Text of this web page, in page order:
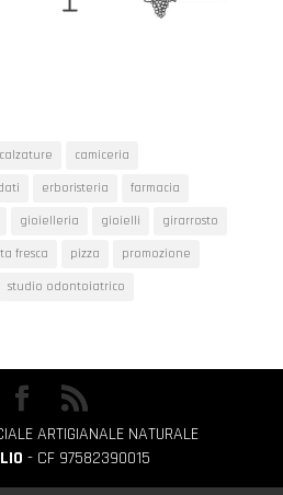
calzature
camiceria
erboristeria
farmacia
gioielleria gioielli
girarrosto
fresca pizza
promozione
studio odontoiatrico
ARTIGIANALE NATURALE
- CF 97582390015